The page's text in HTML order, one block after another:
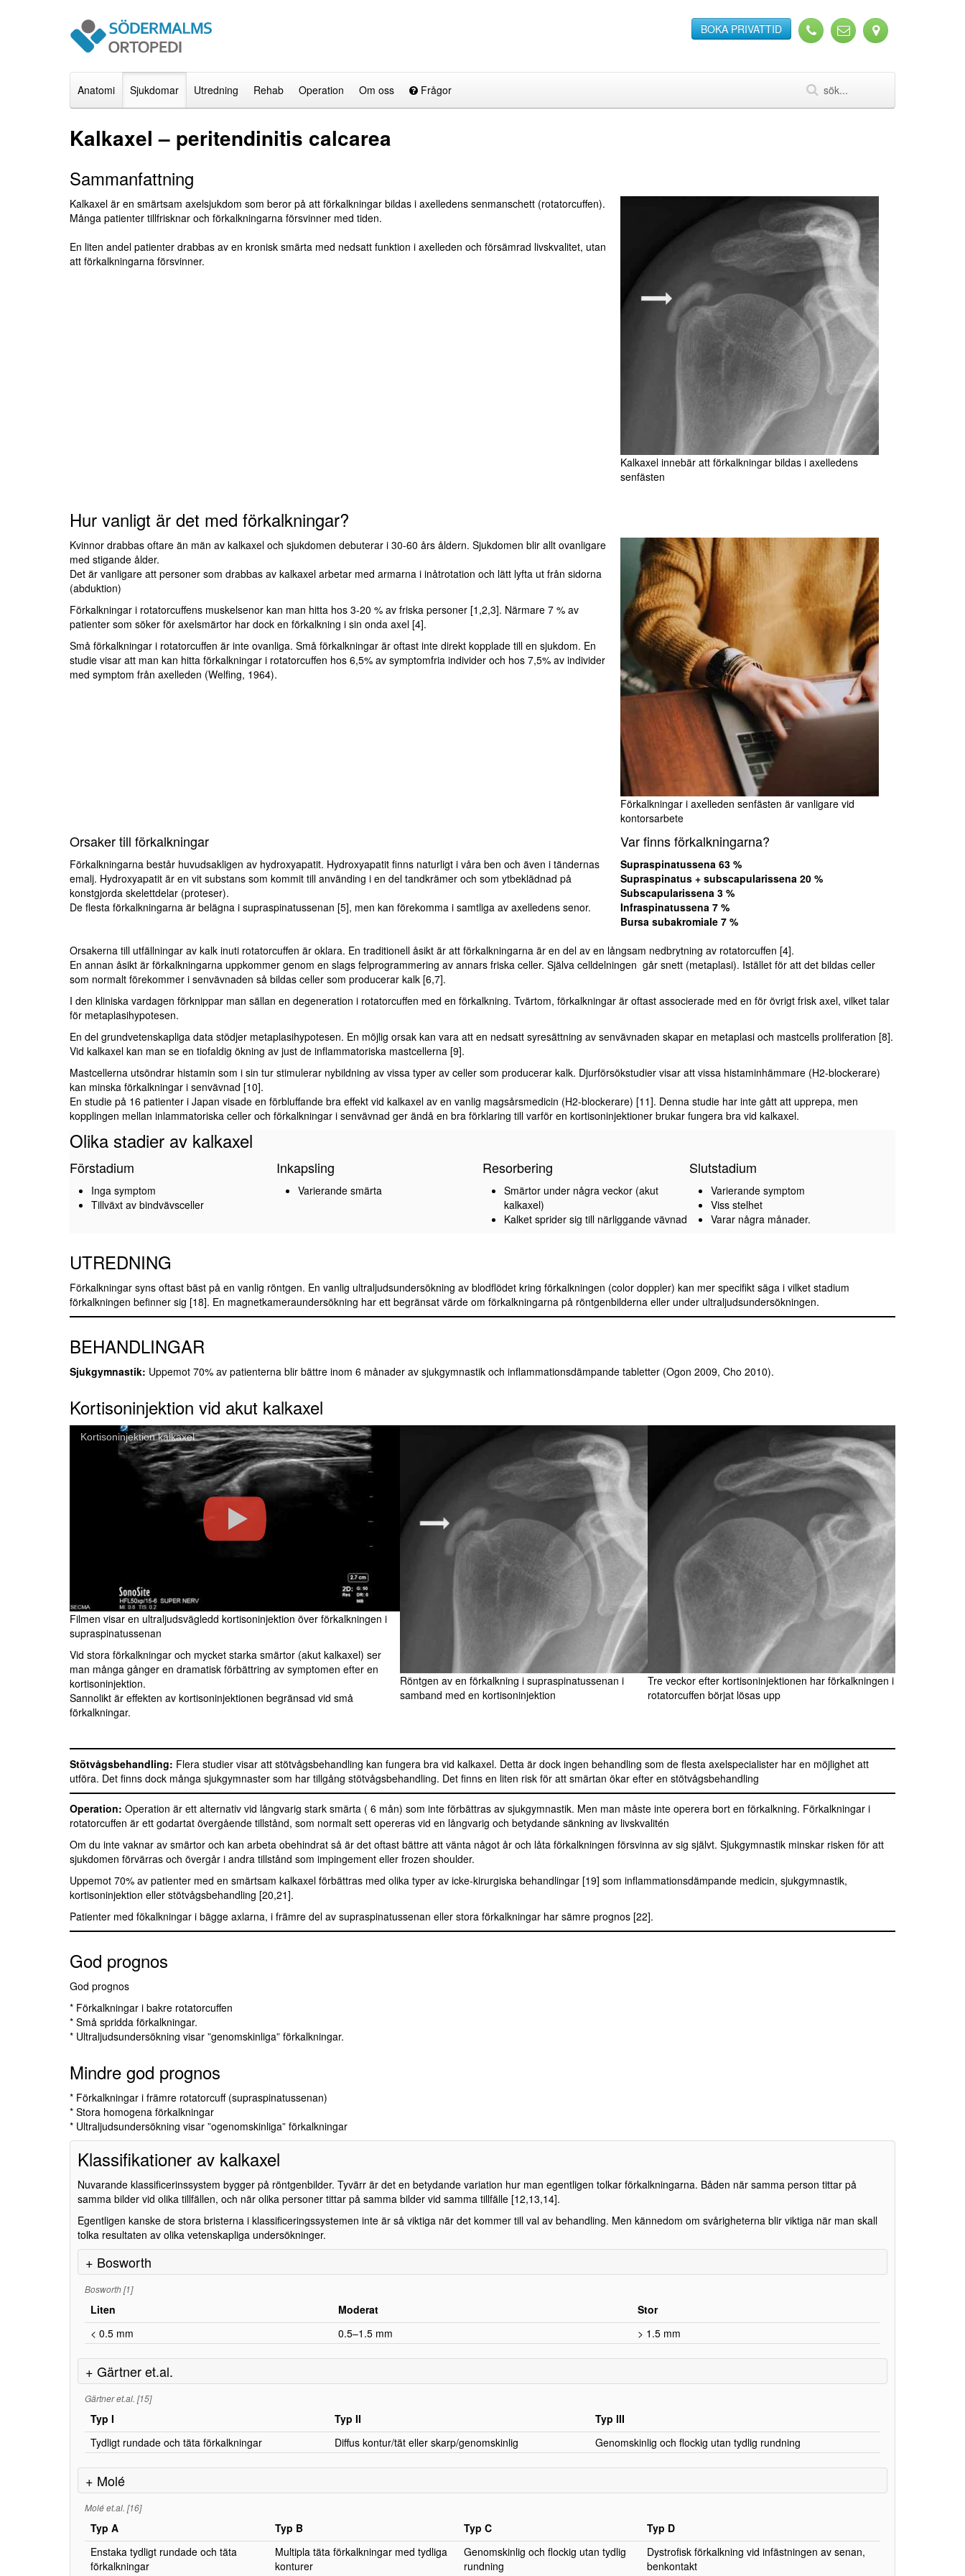
BOKA PRIVATTID
Anatomi Sjukdomar Utredning Rehab Operation Om oss Frågor
Kalkaxel – peritendinitis calcarea
Sammanfattning
Kalkaxel är en smärtsam axelsjukdom som beror på att förkalkningar bildas i axelledens senmanschett (rotatorcuffen).
Många patienter tillfrisknar och förkalkningarna försvinner med tiden.
En liten andel patienter drabbas av en kronisk smärta med nedsatt funktion i axelleden och försämrad livskvalitet, utan
att förkalkningarna försvinner.
Kalkaxel innebär att förkalkningar bildas i axelledens
senfästen
Hur vanligt är det med förkalkningar?
Kvinnor drabbas oftare än män av kalkaxel och sjukdomen debuterar i 30-60 års åldern. Sjukdomen blir allt ovanligare
med stigande ålder.
Det är vanligare att personer som drabbas av kalkaxel arbetar med armarna i inåtrotation och lätt lyfta ut från sidorna
(abduktion)
Förkalkningar i rotatorcuffens muskelsenor kan man hitta hos 3-20 % av friska personer [1,2,3]. Närmare 7 % av
patienter som söker för axelsmärtor har dock en förkalkning i sin onda axel [4].
Små förkalkningar i rotatorcuffen är inte ovanliga. Små förkalkningar är oftast inte direkt kopplade till en sjukdom. En
studie visar att man kan hitta förkalkningar i rotatorcuffen hos 6,5% av symptomfria individer och hos 7,5% av individer
med symptom från axelleden (Welfing, 1964).
Förkalkningar i axelleden senfästen är vanligare vid
kontorsarbete
Orsaker till förkalkningar
Förkalkningarna består huvudsakligen av hydroxyapatit. Hydroxyapatit finns naturligt i våra ben och även i tändernas
emalj. Hydroxyapatit är en vit substans som kommit till använding i en del tandkrämer och som ytbeklädnad på
konstgjorda skelettdelar (proteser).
De flesta förkalkningarna är belägna i supraspinatussenan [5], men kan förekomma i samtliga av axelledens senor.
Var finns förkalkningarna?
Supraspinatussena 63 %
Supraspinatus + subscapularissena 20 %
Subscapularissena 3 %
Infraspinatussena 7 %
Bursa subakromiale 7 %
Orsakerna till utfällningar av kalk inuti rotatorcuffen är oklara. En traditionell åsikt är att förkalkningarna är en del av en långsam nedbrytning av rotatorcuffen [4].
En annan åsikt är förkalkningarna uppkommer genom en slags felprogrammering av annars friska celler. Själva celldelningen går snett (metaplasi). Istället för att det bildas celler
som normalt förekommer i senvävnaden så bildas celler som producerar kalk [6,7].
I den kliniska vardagen förknippar man sällan en degeneration i rotatorcuffen med en förkalkning. Tvärtom, förkalkningar är oftast associerade med en för övrigt frisk axel, vilket talar
för metaplasihypotesen.
En del grundvetenskapliga data stödjer metaplasihypotesen. En möjlig orsak kan vara att en nedsatt syresättning av senvävnaden skapar en metaplasi och mastcells proliferation [8].
Vid kalkaxel kan man se en tiofaldig ökning av just de inflammatoriska mastcellerna [9].
Mastcellerna utsöndrar histamin som i sin tur stimulerar nybildning av vissa typer av celler som producerar kalk. Djurförsökstudier visar att vissa histaminhämmare (H2-blockerare)
kan minska förkalkningar i senvävnad [10].
En studie på 16 patienter i Japan visade en förbluffande bra effekt vid kalkaxel av en vanlig magsårsmedicin (H2-blockerare) [11]. Denna studie har inte gått att upprepa, men
kopplingen mellan inlammatoriska celler och förkalkningar i senvävnad ger ändå en bra förklaring till varför en kortisoninjektioner brukar fungera bra vid kalkaxel.
Olika stadier av kalkaxel
Förstadium
Inga symptom
Tillväxt av bindvävsceller
Inkapsling
Varierande smärta
Resorbering
Smärtor under några veckor (akut
kalkaxel)
Kalket sprider sig till närliggande vävnad
Slutstadium
Varierande symptom
Viss stelhet
Varar några månader.
UTREDNING
Förkalkningar syns oftast bäst på en vanlig röntgen. En vanlig ultraljudsundersökning av blodflödet kring förkalkningen (color doppler) kan mer specifikt säga i vilket stadium
förkalkningen befinner sig [18]. En magnetkameraundersökning har ett begränsat värde om förkalkningarna på röntgenbilderna eller under ultraljudsundersökningen.
BEHANDLINGAR
Sjukgymnastik: Uppemot 70% av patienterna blir bättre inom 6 månader av sjukgymnastik och inflammationsdämpande tabletter (Ogon 2009, Cho 2010).
Kortisoninjektion vid akut kalkaxel
Kortisoninjektion kalkaxel
Filmen visar en ultraljudsvägledd kortisoninjektion över förkalkningen i
supraspinatussenan
Vid stora förkalkningar och mycket starka smärtor (akut kalkaxel) ser
man många gånger en dramatisk förbättring av symptomen efter en
kortisoninjektion.
Sannolikt är effekten av kortisoninjektionen begränsad vid små
förkalkningar.
Röntgen av en förkalkning i supraspinatussenan i
samband med en kortisoninjektion
Tre veckor efter kortisoninjektionen har förkalkningen i
rotatorcuffen börjat lösas upp
Stötvågsbehandling: Flera studier visar att stötvågsbehandling kan fungera bra vid kalkaxel. Detta är dock ingen behandling som de flesta axelspecialister har en möjlighet att
utföra. Det finns dock många sjukgymnaster som har tillgång stötvågsbehandling. Det finns en liten risk för att smärtan ökar efter en stötvågsbehandling
Operation: Operation är ett alternativ vid långvarig stark smärta ( 6 mån) som inte förbättras av sjukgymnastik. Men man måste inte operera bort en förkalkning. Förkalkningar i
rotatorcuffen är ett godartat övergående tillstånd, som normalt sett opereras vid en långvarig och betydande sänkning av livskvalitén
Om du inte vaknar av smärtor och kan arbeta obehindrat så är det oftast bättre att vänta något år och låta förkalkningen försvinna av sig självt. Sjukgymnastik minskar risken för att
sjukdomen förvärras och övergår i andra tillstånd som impingement eller frozen shoulder.
Uppemot 70% av patienter med en smärtsam kalkaxel förbättras med olika typer av icke-kirurgiska behandlingar [19] som inflammationsdämpande medicin, sjukgymnastik,
kortisoninjektion eller stötvågsbehandling [20,21].
Patienter med fökalkningar i bägge axlarna, i främre del av supraspinatussenan eller stora förkalkningar har sämre prognos [22].
God prognos
God prognos
* Förkalkningar i bakre rotatorcuffen
* Små spridda förkalkningar.
* Ultraljudsundersökning visar ”genomskinliga” förkalkningar.
Mindre god prognos
* Förkalkningar i främre rotatorcuff (supraspinatussenan)
* Stora homogena förkalkningar
* Ultraljudsundersökning visar ”ogenomskinliga” förkalkningar
Klassifikationer av kalkaxel
Nuvarande klassificerinssystem bygger på röntgenbilder. Tyvärr är det en betydande variation hur man egentligen tolkar förkalkningarna. Båden när samma person tittar på
samma bilder vid olika tillfällen, och när olika personer tittar på samma bilder vid samma tillfälle [12,13,14].
Egentligen kanske de stora bristerna i klassificeringssystemen inte är så viktiga när det kommer till val av behandling. Men kännedom om svårigheterna blir viktiga när man skall
tolka resultaten av olika vetenskapliga undersökninger.
+ Bosworth
Bosworth [1]
Liten Moderat
Stor
< 0.5 mm
0.5–1.5 mm > 1.5 mm
+ Gärtner et.al.
Gärtner et.al. [15]
Typ I Typ II
Typ III
Tydligt rundade och täta förkalkningar
Diffus kontur/tät eller skarp/genomskinlig Genomskinlig och flockig utan tydlig rundning
+ Molé
Molé et.al. [16]
Typ A Typ B Typ C
Typ D
Enstaka tydligt rundade och täta
förkalkningar
Multipla täta förkalkningar med tydliga
konturer
Genomskinlig och flockig utan tydlig
rundning
Dystrofisk förkalkning vid infästningen av senan,
benkontakt